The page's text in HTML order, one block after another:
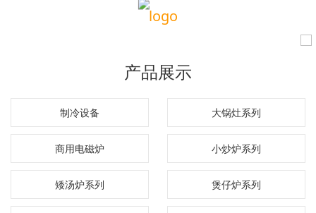
产品展示
制冷设备 大锅灶系列
商用电磁炉 小炒炉系列
矮汤炉系列 煲仔炉系列